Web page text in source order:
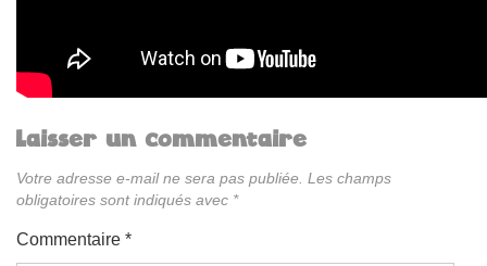
Laisser un commentaire
Votre adresse e-mail ne sera pas publiée. Les champs
obligatoires sont indiqués avec *
Commentaire *